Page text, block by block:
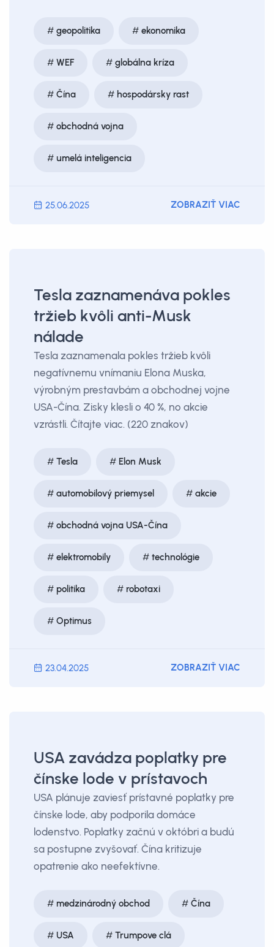
geopolitika ekonomika
WEF globálna kríza
Čína hospodársky rast
obchodná vojna
umelá inteligencia
25.06.2025 ZOBRAZIŤ VIAC
Tesla zaznamenáva pokles
tržieb kvôli anti-Musk
nálade
Tesla zaznamenala pokles tržieb kvôli
negatívnemu vnímaniu Elona Muska,
výrobným prestavbám a obchodnej vojne
USA-Čína. Zisky klesli o 40 %, no akcie
vzrástli. Čítajte viac. (220 znakov)
Tesla Elon Musk
automobilový priemysel akcie
obchodná vojna USA-Čína
elektromobily technológie
politika robotaxi
Optimus
23.04.2025 ZOBRAZIŤ VIAC
USA zavádza poplatky pre
čínske lode v prístavoch
USA plánuje zaviesť prístavné poplatky pre
čínske lode, aby podporila domáce
lodenstvo. Poplatky začnú v októbri a budú
sa postupne zvyšovať. Čína kritizuje
opatrenie ako neefektívne.
medzinárodný obchod Čína
USA Trumpove clá